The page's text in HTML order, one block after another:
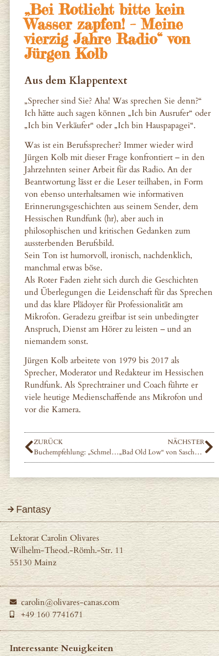
„Bei Rotlicht bitte kein
Wasser zapfen! – Meine
vierzig Jahre Radio“ von
Jürgen Kolb
Aus dem Klappentext
„Sprecher sind Sie? Aha! Was sprechen Sie denn?“
Ich hätte auch sagen können „Ich bin Ausrufer“ oder
„Ich bin Verkäufer“ oder „Ich bin Hauspapagei“.
Was ist ein Berufssprecher? Immer wieder wird
Jürgen Kolb mit dieser Frage konfrontiert – in den
Jahrzehnten seiner Arbeit für das Radio. An der
Beantwortung lässt er die Leser teilhaben, in Form
von ebenso unterhaltsamen wie informativen
Erinnerungsgeschichten aus seinem Sender, dem
Hessischen Rundfunk (hr), aber auch in
philosophischen und kritischen Gedanken zum
aussterbenden Berufsbild.
Sein Ton ist humorvoll, ironisch, nachdenklich,
manchmal etwas böse.
Als Roter Faden zieht sich durch die Geschichten
und Überlegungen die Leidenschaft für das Sprechen
und das klare Plädoyer für Professionalität am
Mikrofon. Geradezu greifbar ist sein unbedingter
Anspruch, Dienst am Hörer zu leisten – und an
niemandem sonst.
Jürgen Kolb arbeitete von 1979 bis 2017 als
Sprecher, Moderator und Redakteur im Hessischen
Rundfunk. Als Sprechtrainer und Coach führte er
viele heutige Medienschaffende ans Mikrofon und
vor die Kamera.
ZURÜCK
Buchempfehlung: „Schmelzwasser“ von Patrick Tschan
NÄCHSTER
„Bad Old Low“ von Sascha Zurawczak
Fantasy
Lektorat Carolin Olivares
Wilhelm-Theod.-Römh.-Str. 11
55130 Mainz
carolin@olivares-canas.com
+49 160 7741671
Interessante Neuigkeiten